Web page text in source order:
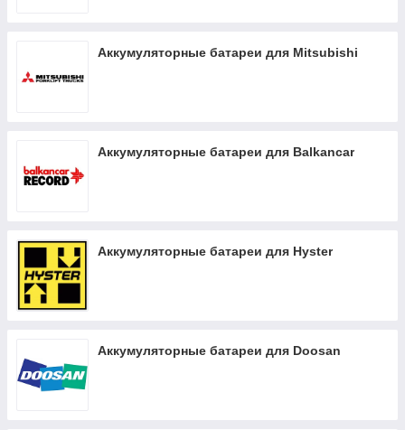
Аккумуляторные батареи для Mitsubishi
Аккумуляторные батареи для Balkancar
Аккумуляторные батареи для Hyster
Аккумуляторные батареи для Doosan